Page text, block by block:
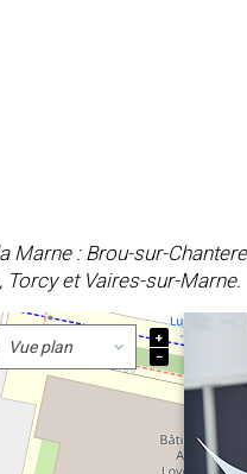
: Brou-sur-
Torcy et Vaires-sur-Marne.
+
−